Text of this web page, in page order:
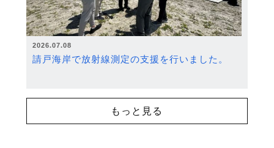
2026.07.08
請戸海岸で放射線測定の支援を行いました。
もっと見る